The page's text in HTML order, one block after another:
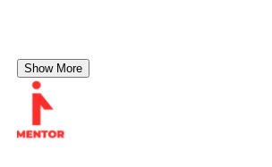
Show More